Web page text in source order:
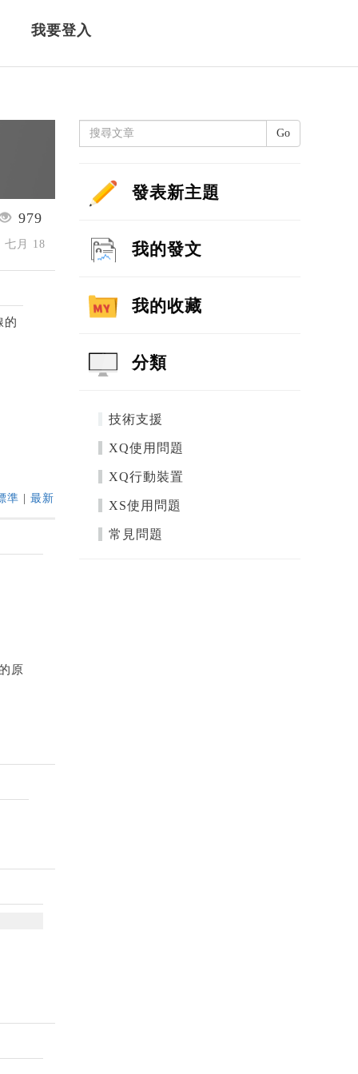
我要登入
979
七月 18
的
準 |最新
原
Go
發表新主題
我的發文
我的收藏
分類
技術支援
XQ使用問題
XQ行動裝置
XS使用問題
常見問題